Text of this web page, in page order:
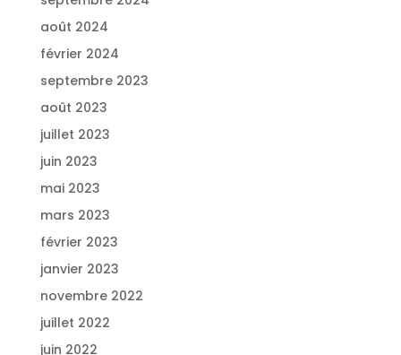
août 2024
février 2024
septembre 2023
août 2023
juillet 2023
juin 2023
mai 2023
mars 2023
février 2023
janvier 2023
novembre 2022
juillet 2022
juin 2022